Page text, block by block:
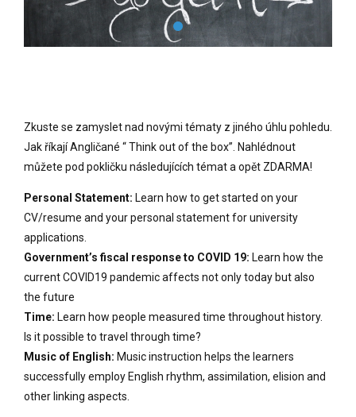
Zkuste se zamyslet nad novými tématy z jiného úhlu pohledu.
Jak říkají Angličané “ Think out of the box”. Nahlédnout
můžete pod pokličku následujících témat a opět ZDARMA!
Personal Statement: Learn how to get started on your
CV/resume and your personal statement for university
applications.
Government’s fiscal response to COVID 19: Learn how the
current COVID19 pandemic affects not only today but also
the future
Time: Learn how people measured time throughout history.
Is it possible to travel through time?
Music of English: Music instruction helps the learners
successfully employ English rhythm, assimilation, elision and
other linking aspects.